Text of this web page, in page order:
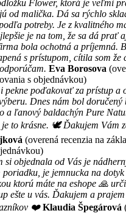
Flower, ktorá je veľmi
od malička. Dá sa rýchlo
potreby. Je z kvalitného
je na tom, že sa dá prať
bola ochotná a príjemná.
s prístupom, cítila som že
Eva Borosova
s objednávkou)
pekne poďakovať za prístup a
Dnes nám bol doručený
a ľanový baldachýn Pure
to krásne. 🕊 Ďakujem Vám
(overená recenzia na
si objednala od Vás je
je jemnucka na dotyk
ktorú máte na eshope 🙏
ešte u vás. Ďakujem a
❤️ Klaudia Špegárová